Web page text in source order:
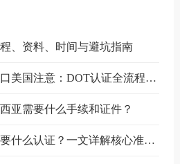
、资料、时间与避坑指南
机动车及零部件出口美国注意：DOT认证全流程与合规要点详解
亚需要什么手续和证件？
出口哈萨克斯坦需要什么认证？一文详解核心准入要求